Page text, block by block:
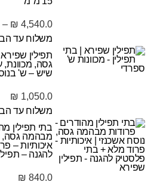
4,540.0
₪
–
משלוח עד
תפילין
גסה, מכוונת,
שיש – ש'
1,050.0
₪
משלוח עד
בתי תפילין
מבהמה גסה,
איכותיות –
להגנה –
840.0
₪